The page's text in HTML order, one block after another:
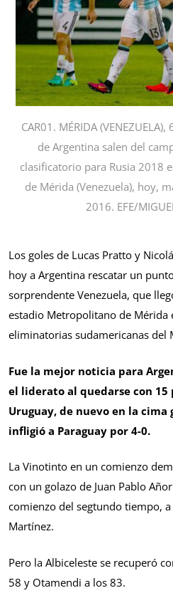
CAR01. MÉRIDA
de Argentina salen del
clasificatorio para Rusia 2018
de Mérida (Venezuela), hoy,
2016. EFE/
Los goles de Lucas Pratto y
hoy a Argentina rescatar un
sorprendente Venezuela, que
estadio Metropolitano de Mérida
eliminatorias sudamericanas del
Fue la mejor noticia para
el liderato al quedarse con 15
Uruguay, de nuevo en la cima
infligió a Paraguay por 4-0.
La Vinotinto en un comienzo
con un golazo de Juan Pablo
comienzo del segtundo tiempo,
Martínez.
Pero la Albiceleste se recuperó
58 y Otamendi a los 83.